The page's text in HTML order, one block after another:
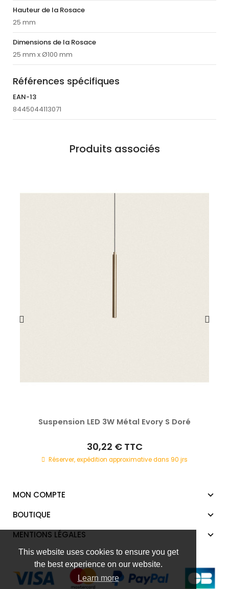
This website uses cookies to ensure you get
the best experience on our website.
Learn more
Hauteur de la Rosace
25 mm
Dimensions de la Rosace
25 mm x Ø100 mm
Références spécifiques
EAN-13
8445044113071
Produits associés
Suspension LED 3W Métal Evory S Doré
30,22 € TTC
Réserver, expédition approximative dans 90 jrs
MON COMPTE
BOUTIQUE
MENTIONS LÉGALES